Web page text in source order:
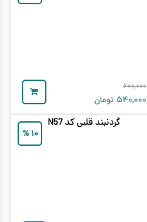
۶۰۰,۰۰۰
۵۴۰,۰۰۰ تومان
۱۰ %
گردنبند قلبی کد N57